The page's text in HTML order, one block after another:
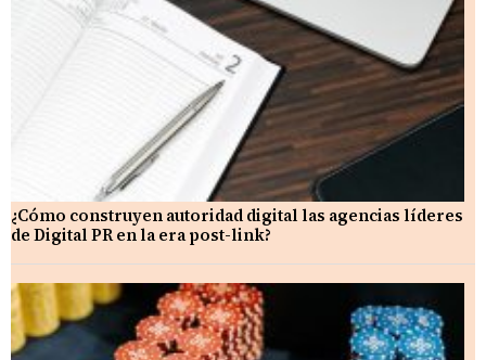
¿Cómo construyen autoridad digital las agencias líderes
de Digital PR en la era post-link?